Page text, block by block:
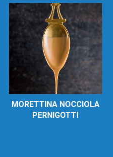
MORETTINA NOCCIOLA
PERNIGOTTI